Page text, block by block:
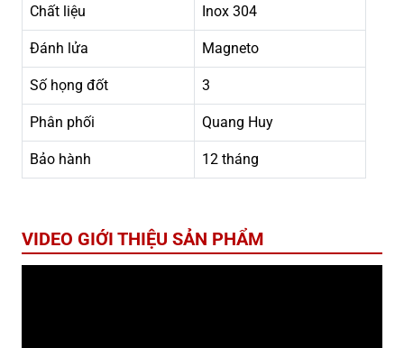
Chất liệu Inox 304
Đánh lửa Magneto
Số họng đốt 3
Phân phối Quang Huy
Bảo hành 12 tháng
VIDEO GIỚI THIỆU SẢN PHẨM